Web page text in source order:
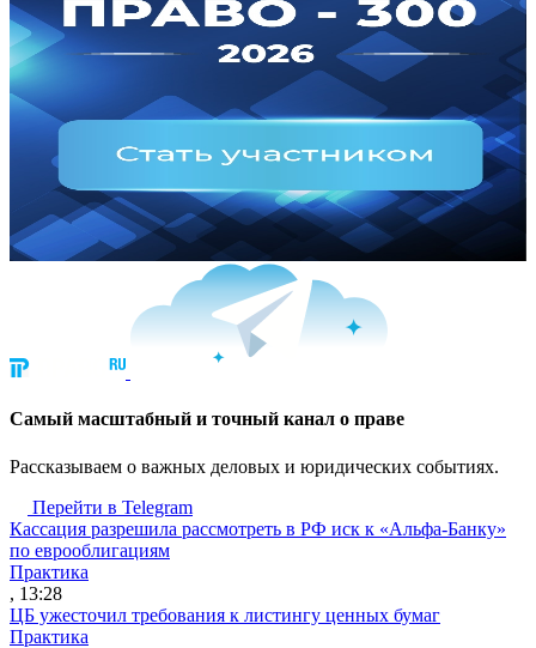
Cамый масштабный и точный канал о праве
Рассказываем о важных деловых и юридических событиях.
Перейти в Telegram
Кассация разрешила рассмотреть в РФ иск к «Альфа-Банку»
по еврооблигациям
Практика
, 13:28
ЦБ ужесточил требования к листингу ценных бумаг
Практика